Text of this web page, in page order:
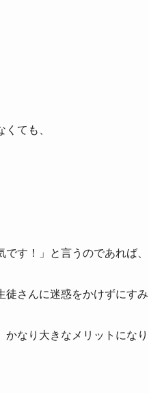
ても、
す！」と言うのであれば、
さんに迷惑をかけずにすみ
なり大きなメリットになり